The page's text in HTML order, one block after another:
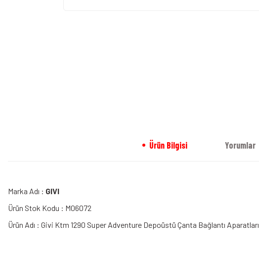
Ürün Bilgisi Yorumlar
Marka Adı : GIVI
Ürün Stok Kodu : M06072
Ürün Adı : Givi Ktm 1290 Super Adventure Depoüstü Çanta Bağlantı Aparatları